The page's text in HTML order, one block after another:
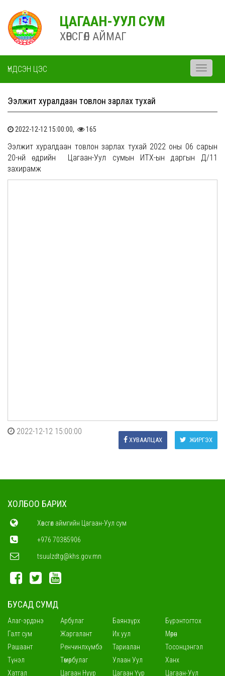
ЦАГААН-УУЛ СУМ
ХӨВСГӨЛ АЙМАГ
ҮНДСЭН ЦЭС
Toggle
Ээлжит хуралдаан товлон зарлах тухай
2022-12-12 15:00:00, 165
Ээлжит хуралдаан товлон зарлах тухай 2022 оны 06 сарын
20-нй өдрийн Цагаан-Уул сумын ИТХ-ын даргын Д/11
захирамж
2022-12-12 15:00:00
ЖИРГЭХ
ХУВААЛЦАХ
ХОЛБОО БАРИХ
Хөвсгөл аймгийн Цагаан-Уул сум
+976 70385906
tsuulzdtg@khs.gov.mn
БУСАД СУМД
Алаг-эрдэнэ Арбулаг Баянзүрх
Бүрэнтогтох
Галт сум
Жаргалант Их уул
Мөрөн
Рашаант
Ренчинлхүмбэ Тариалан
Тосонцэнгэл
Түнэл
Төмөрбулаг Улаан Уул
Ханх
Хатгал
Цагаан Нуур Цагаан Үүр Цагаан-Уул